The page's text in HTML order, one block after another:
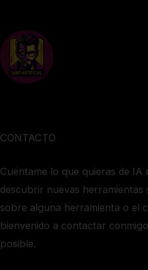
Ir
contenido
CONTACTO
Cuéntame lo que quieras de IA
descubrir nuevas herramientas
sobre alguna herramienta o el
bienvenido a contactar
posible.